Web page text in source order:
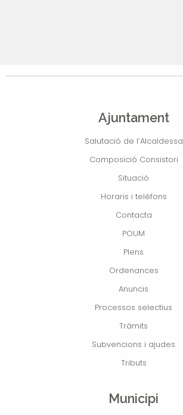
Ajuntament
Salutació de l’Alcaldessa
Composició Consistori
Situació
Horaris i telèfons
Contacta
POUM
Plens
Ordenances
Anuncis
Processos selectius
Tràmits
Subvencions i ajudes
Tributs
Municipi